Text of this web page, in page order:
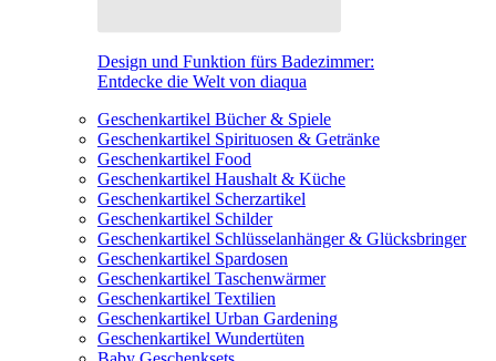
Design und Funktion fürs Badezimmer:
Entdecke die Welt von diaqua
Geschenkartikel Bücher & Spiele
Geschenkartikel Spirituosen & Getränke
Geschenkartikel Food
Geschenkartikel Haushalt & Küche
Geschenkartikel Scherzartikel
Geschenkartikel Schilder
Geschenkartikel Schlüsselanhänger & Glücksbringer
Geschenkartikel Spardosen
Geschenkartikel Taschenwärmer
Geschenkartikel Textilien
Geschenkartikel Urban Gardening
Geschenkartikel Wundertüten